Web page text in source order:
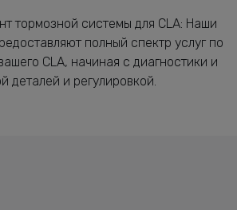
тормозной системы для CLA: Наши
полный спектр услуг по
CLA, начиная с диагностики и
деталей и регулировкой.